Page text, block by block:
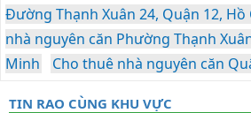
Đường Thạnh Xuân 24, Quận 12, Hồ
nhà nguyên căn Phường Thạnh
Minh
Cho thuê nhà nguyên căn
TIN RAO CÙNG KHU VỰC